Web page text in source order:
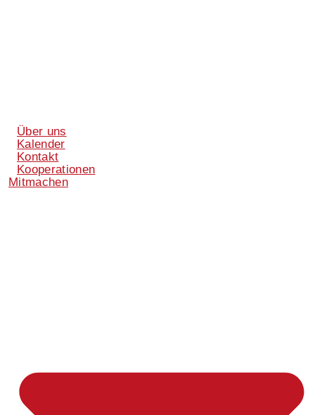
Über uns
Kalender
Kontakt
Kooperationen
Mitmachen